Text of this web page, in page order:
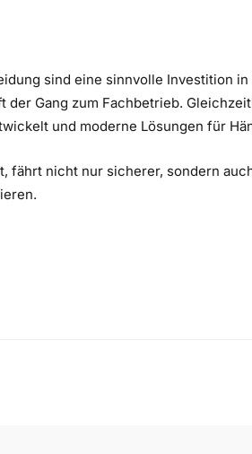
sind eine sinnvolle Investition
Gang zum Fachbetrieb.
und moderne Lösungen für
fährt nicht nur sicherer, sondern